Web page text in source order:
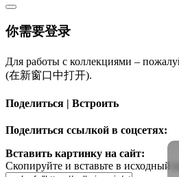
你需要登录
Для работы с коллекциями –
(在新窗口中打开).
Поделиться | Встроить
Поделиться ссылкой в соцсетях:
Вставить картинку на сайт:
Скопируйте и вставьте в исходный